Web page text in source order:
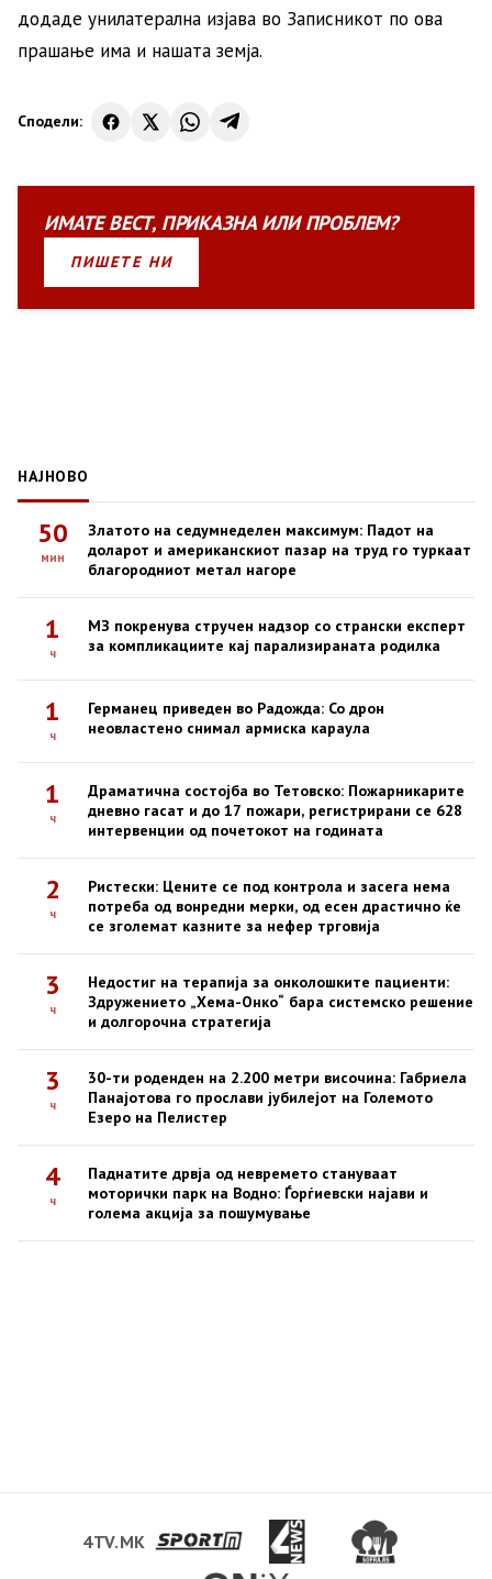
додаде унилатерална изјава во Записникот по ова
прашање има и нашата земја.
Сподели:
ИМАТЕВЕСТ, ПРИКАЗНАИЛИПРОБЛЕМ?
ПИШЕТЕ НИ
НАЈНОВО
50
мин
Златото на седумнеделен максимум: Падот на
доларот и американскиот пазар на труд го туркаат
благородниот метал нагоре
1
ч
МЗ покренува стручен надзор со странски експерт
за компликациите кај парализираната родилка
1
ч
Германец приведен во Радожда: Со дрон
неовластено снимал армиска караула
1
ч
Драматична состојба во Тетовско: Пожарникарите
дневно гасат и до 17 пожари, регистрирани се 628
интервенции од почетокот на годината
2
ч
Ристески: Цените се под контрола и засега нема
потреба од вонредни мерки, од есен драстично ќе
се зголемат казните за нефер трговија
3
ч
Недостиг на терапија за онколошките пациенти:
Здружението „Хема-Онко“ бара системско решение
и долгорочна стратегија
3
ч
30-ти роденден на 2.200 метри височина: Габриела
Панајотова го прослави јубилејот на Големото
Езеро на Пелистер
4
ч
Паднатите дрвја од невремето стануваат
моторички парк на Водно: Ѓорѓиевски најави и
голема акција за пошумување
4TV.MK